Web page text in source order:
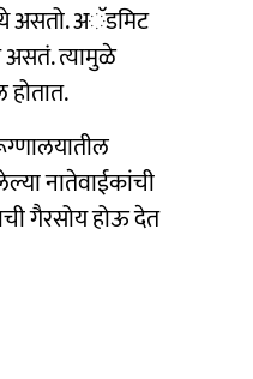
असतो. अॅडमिट
असतं. त्यामुळे
नातेवाईकांची
गैरसोय होऊ देत